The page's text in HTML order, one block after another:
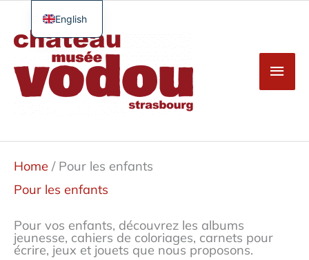
Skip
content
Home / Pour les enfants
Pour les enfants
Pour vos enfants, découvrez les albums
jeunesse, cahiers de coloriages, carnets pour
écrire, jeux et jouets que nous proposons.
English
French
German
Spanish